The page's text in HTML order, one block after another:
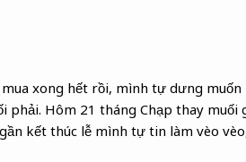
xong hết rồi, mình tự dưng
phải. Hôm 21 tháng Chạp thay
kết thúc lễ mình tự tin làm vèo